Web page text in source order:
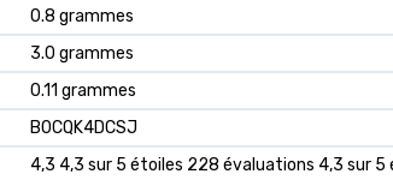
‎0.8 grammes
‎3.0 grammes
‎0.11 grammes
B0CQK4DCSJ
4,3 4,3 sur 5 étoiles 228 évaluations 4,3 sur 5